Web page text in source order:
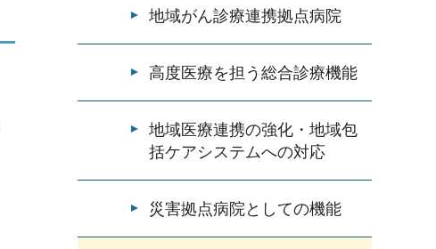
地域がん診療連携拠点病院
高度医療を担う総合診療機能
地域医療連携の強化・地域包
括ケアシステムへの対応
災害拠点病院としての機能